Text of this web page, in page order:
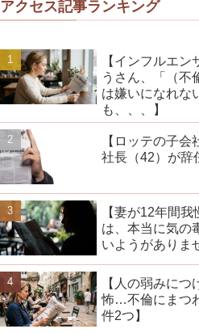
アクセス記事ランキング
【インフルエン
うさん、「（不
は嫌いになれな
も、、、】
【ロッテの子会
社長（42）が辞
【妻が12年間我
は、本当に気の
いようがありま
【人の弱みにつ
怖…不倫にまつ
件2つ】